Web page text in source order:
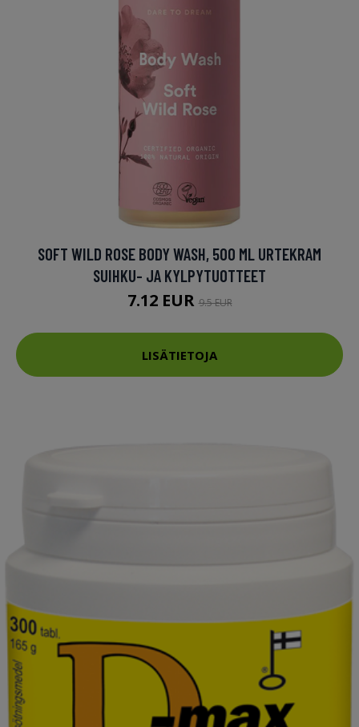
SOFT WILD ROSE BODY WASH, 500 ML URTEKRAM
SUIHKU- JA KYLPYTUOTTEET
7.12 EUR9.5 EUR
LISÄTIETOJA